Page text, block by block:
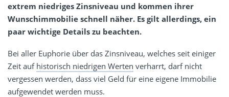
extrem niedriges Zinsniveau und kommen ihrer
Wunschimmobilie schnell näher. Es gilt allerdings, ein
paar wichtige Details zu beachten.
Bei aller Euphorie über das Zinsniveau, welches seit einiger
Zeit auf historisch niedrigen Werten verharrt, darf nicht
vergessen werden, dass viel Geld für eine eigene Immobilie
aufgewendet werden muss.